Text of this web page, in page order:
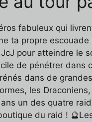
fabuleux qui
ta propre
pour atteindre le
de pénétrer dans
dans de
les Draconiens,
un des quatre
du raid !